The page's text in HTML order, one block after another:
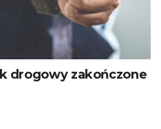
drogowy zakończone